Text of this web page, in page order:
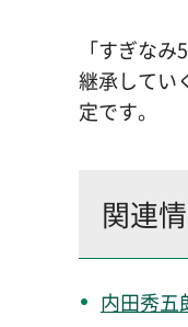
「すぎな
継承してい
定です。
関連
内田秀五